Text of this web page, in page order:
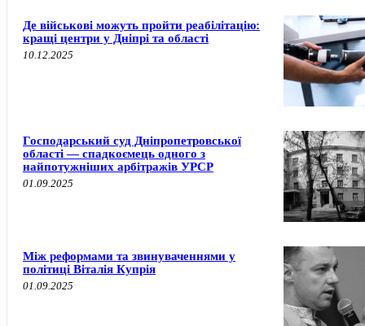
Де військові можуть пройти реабілітацію:
кращі центри у Дніпрі та області
10.12.2025
Господарський суд Дніпропетровської
області — спадкоємець одного з
найпотужніших арбітражів УРСР
01.09.2025
Між реформами та звинуваченнями у
політиці Віталія Купрія
01.09.2025